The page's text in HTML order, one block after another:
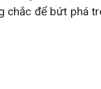
chắc để bứt phá